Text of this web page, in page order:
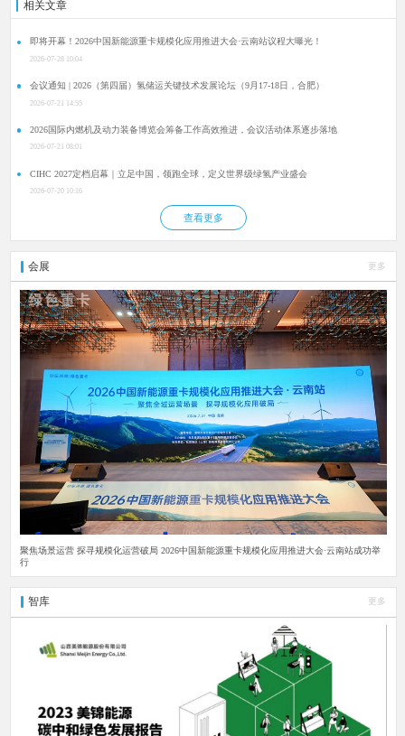
相关文章
即将开幕！2026中国新能源重卡规模化应用推进大会·云南站议程大曝光！
2026-07-28 10:04
会议通知 | 2026（第四届）氢储运关键技术发展论坛（9月17-18日，合肥）
2026-07-21 14:55
2026国际内燃机及动力装备博览会筹备工作高效推进，会议活动体系逐步落地
2026-07-21 08:01
CIHC 2027定档启幕｜立足中国，领跑全球，定义世界级绿氢产业盛会
2026-07-20 10:16
查看更多
会展 更多
聚焦场景运营 探寻规模化运营破局 2026中国新能源重卡规模化应用推进大会·云南站成功举
行
智库 更多